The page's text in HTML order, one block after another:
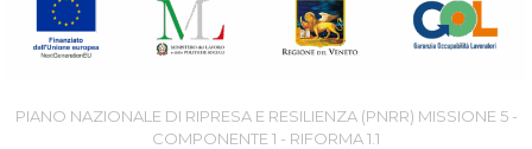
PIANO NAZIONALE DI RIPRESA E RESILIENZA (PNRR) MISSIONE 5 -
COMPONENTE 1 - RIFORMA 1.1